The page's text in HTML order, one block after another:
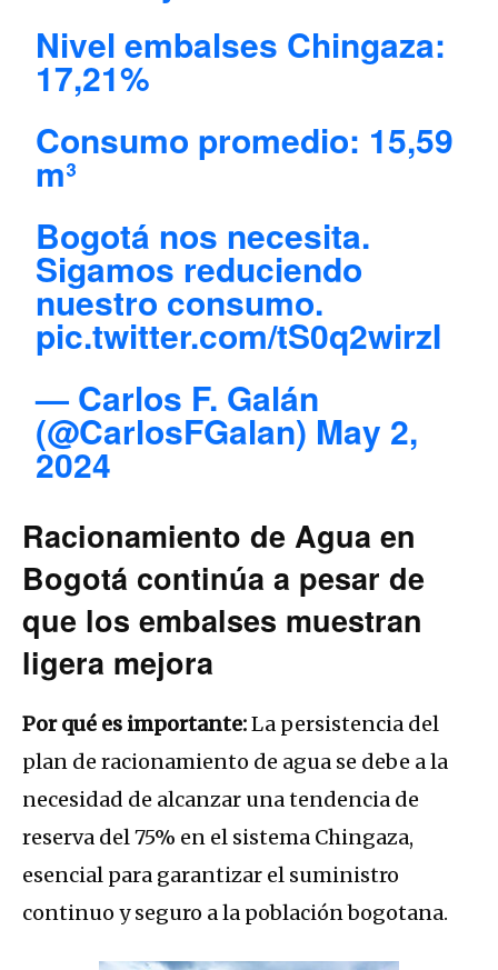
Nivel embalses Chingaza:
17,21%
Consumo promedio: 15,59
m³
Bogotá nos necesita.
Sigamos reduciendo
nuestro consumo.
pic.twitter.com/tS0q2wirzI
— Carlos F. Galán
(@CarlosFGalan) May 2,
2024
Racionamiento de Agua en
Bogotá continúa a pesar de
que los embalses muestran
ligera mejora
Por qué es importante:La persistencia del
plan de racionamiento de agua se debe a la
necesidad de alcanzar una tendencia de
reserva del 75% en el sistema Chingaza,
esencial para garantizar el suministro
continuo y seguro a la población bogotana.